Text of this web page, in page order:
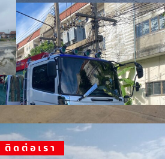
ติดต่อเรา